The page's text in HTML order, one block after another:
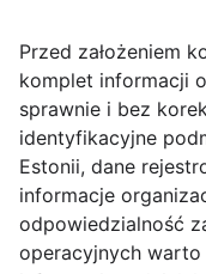
Przed założeniem
komplet informacji
sprawnie i bez
identyfikacyjne
Estonii, dane
informacje
odpowiedzialność
operacyjnych